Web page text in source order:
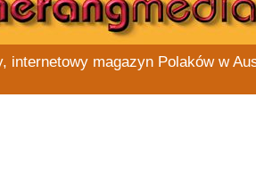
internetowy magazyn Polaków w